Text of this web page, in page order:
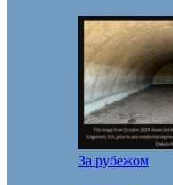
За рубежом